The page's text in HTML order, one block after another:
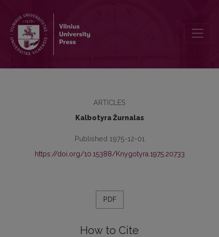
ARTICLES
Kalbotyra Žurnalas
Published 1975-12-01
https://doi.org/10.15388/Knygotyra.1975.20733
PDF
How to Cite